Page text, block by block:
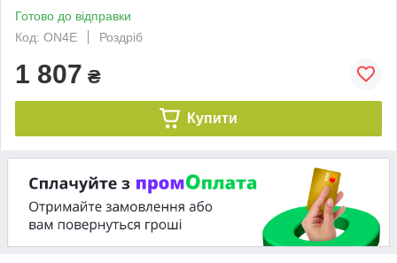
Готово до відправки
Код: ON4E
Роздріб
1 807 ₴
Купити